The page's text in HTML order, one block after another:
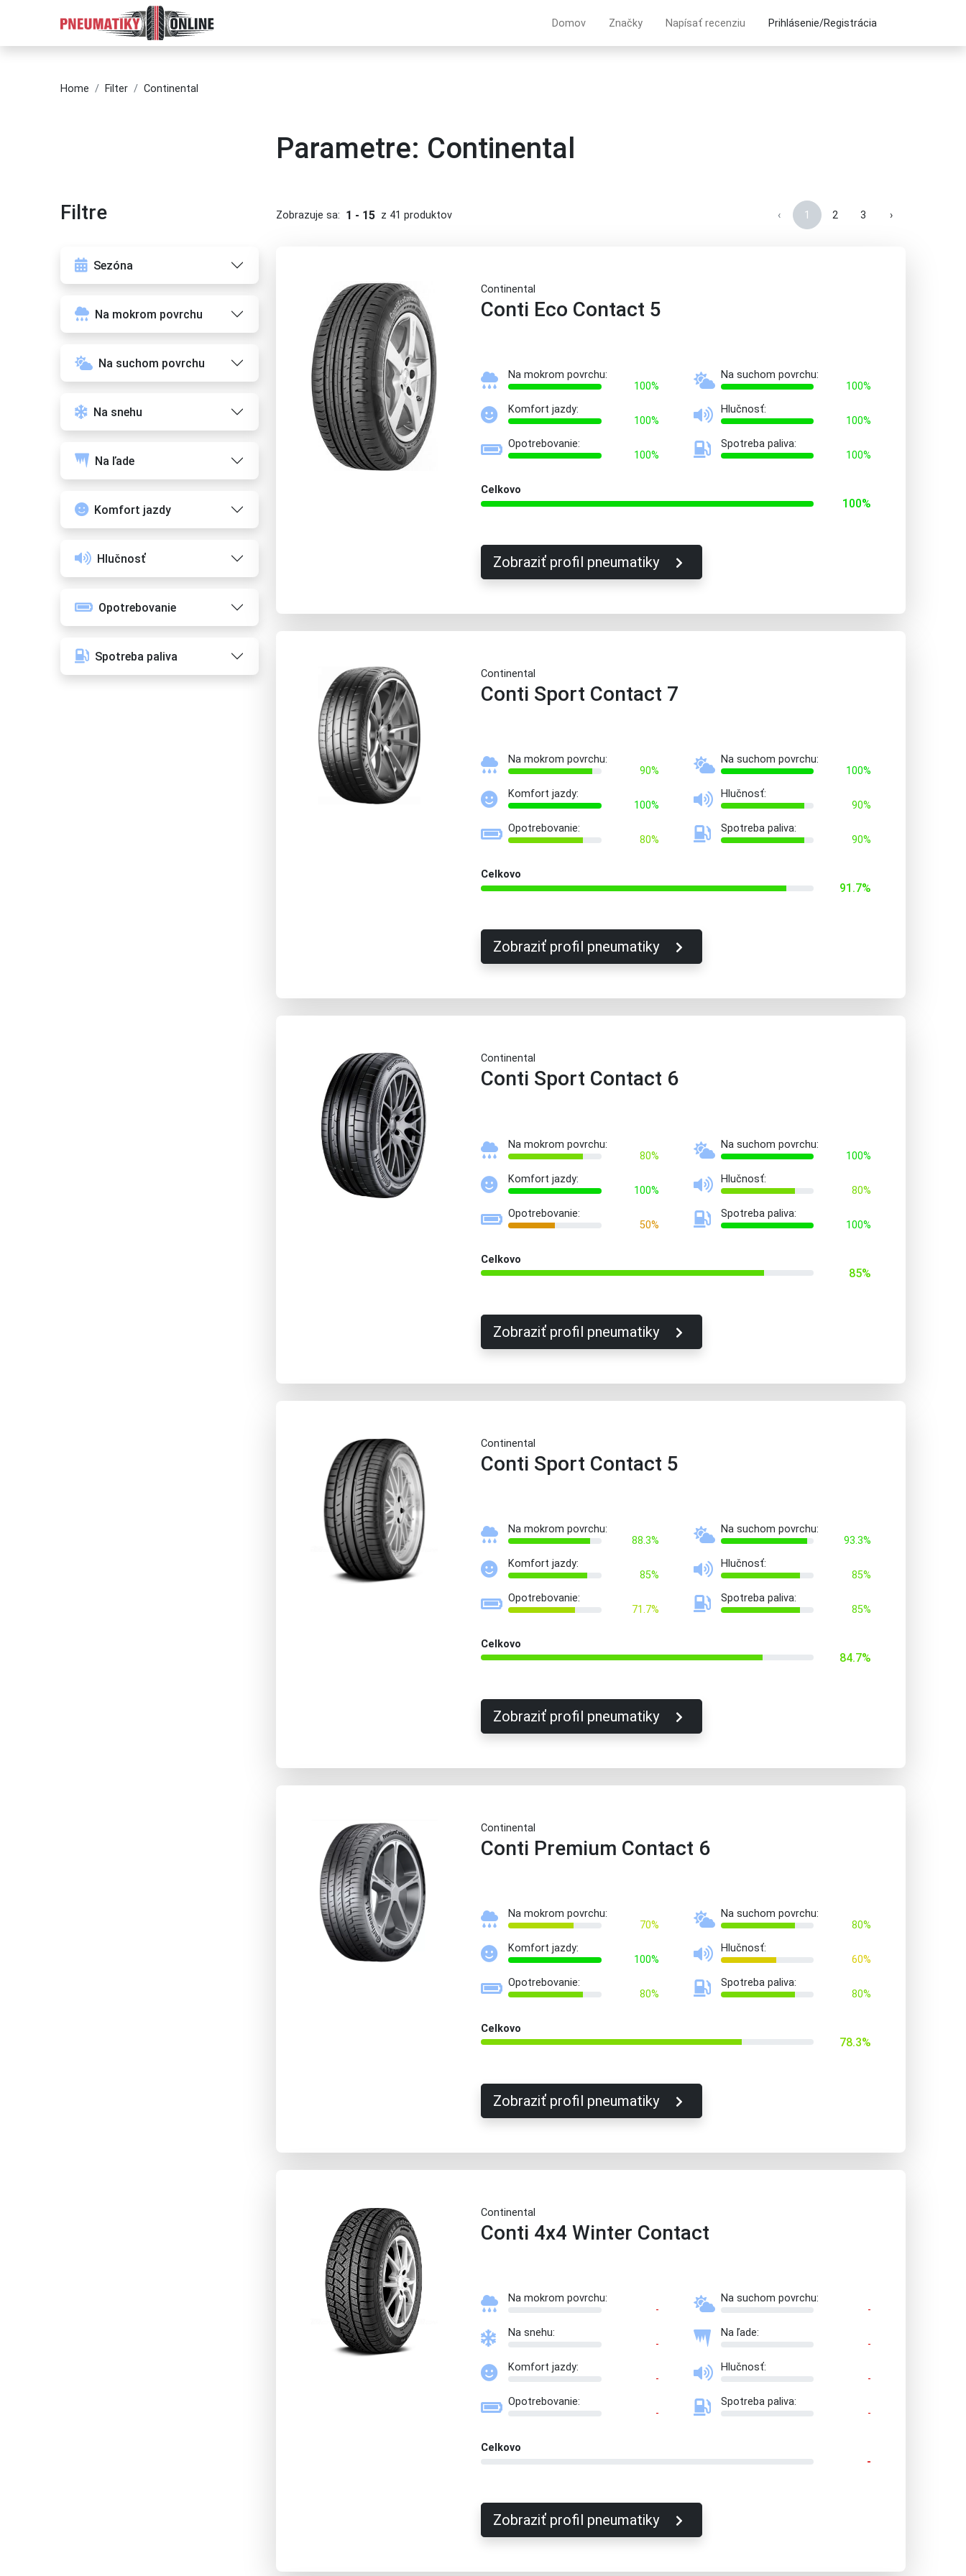
Domov Značky Napísať recenziu Prihlásenie/Registrácia
Home Filter Continental
Parametre: Continental
Filtre
Sezóna
Na mokrom povrchu
Na suchom povrchu
Na snehu
Na ľade
Komfort jazdy
Hlučnosť
Opotrebovanie
Spotreba paliva
Zobrazuje sa: 1 - 15 z 41 produktov ‹ 1 2 3 ›
Continental
Conti Eco Contact 5
Na mokrom povrchu:
100%
Na suchom povrchu:
100%
Komfort jazdy:
100%
Hlučnosť:
100%
Opotrebovanie:
100%
Spotreba paliva:
100%
Celkovo
100%
Zobraziť profil pneumatiky
Continental
Conti Sport Contact 7
Na mokrom povrchu:
90%
Na suchom povrchu:
100%
Komfort jazdy:
100%
Hlučnosť:
90%
Opotrebovanie:
80%
Spotreba paliva:
90%
Celkovo
91.7%
Zobraziť profil pneumatiky
Continental
Conti Sport Contact 6
Na mokrom povrchu:
80%
Na suchom povrchu:
100%
Komfort jazdy:
100%
Hlučnosť:
80%
Opotrebovanie:
50%
Spotreba paliva:
100%
Celkovo
85%
Zobraziť profil pneumatiky
Continental
Conti Sport Contact 5
Na mokrom povrchu:
88.3%
Na suchom povrchu:
93.3%
Komfort jazdy:
85%
Hlučnosť:
85%
Opotrebovanie:
71.7%
Spotreba paliva:
85%
Celkovo
84.7%
Zobraziť profil pneumatiky
Continental
Conti Premium Contact 6
Na mokrom povrchu:
70%
Na suchom povrchu:
80%
Komfort jazdy:
100%
Hlučnosť:
60%
Opotrebovanie:
80%
Spotreba paliva:
80%
Celkovo
78.3%
Zobraziť profil pneumatiky
Continental
Conti 4x4 Winter Contact
Na mokrom povrchu:
-
Na suchom povrchu:
-
Na snehu:
-
Na ľade:
-
Komfort jazdy:
-
Hlučnosť:
-
Opotrebovanie:
-
Spotreba paliva:
-
Celkovo
-
Zobraziť profil pneumatiky